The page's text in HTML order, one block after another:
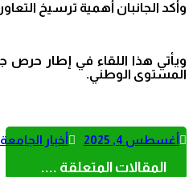
وأكد الجانبان أهمية ترسيخ
ويأتي هذا اللقاء في إطار
المستوى الوطني.
أغسطس 4, 2025 أخبار الجامعة
المقالات المتعلقة ....